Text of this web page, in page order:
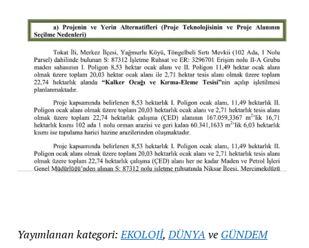
Yayımlanan kategori: EKOLOJİ,DÜNYA ve GÜNDEM